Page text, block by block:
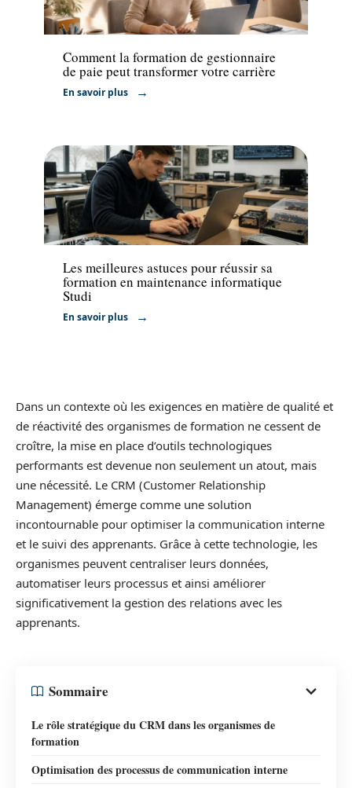
Actu
Comment la formation de gestionnaire
de paie peut transformer votre carrière
En savoir plus
Formation
Les meilleures astuces pour réussir sa
formation en maintenance informatique
Studi
En savoir plus
Dans un contexte où les exigences en matière de qualité et
de réactivité des organismes de formation ne cessent de
croître, la mise en place d’outils technologiques
performants est devenue non seulement un atout, mais
une nécessité. Le CRM (Customer Relationship
Management) émerge comme une solution
incontournable pour optimiser la communication interne
et le suivi des apprenants. Grâce à cette technologie, les
organismes peuvent centraliser leurs données,
automatiser leurs processus et ainsi améliorer
significativement la gestion des relations avec les
apprenants.
Sommaire
Le rôle stratégique du CRM dans les organismes de
formation
Optimisation des processus de communication interne